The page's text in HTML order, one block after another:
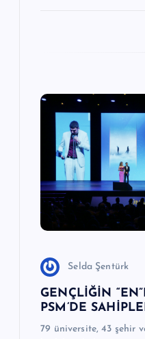
Selda Şentürk
GENÇLİĞİN
PSM’DE
79 üniversite, 43 şehir